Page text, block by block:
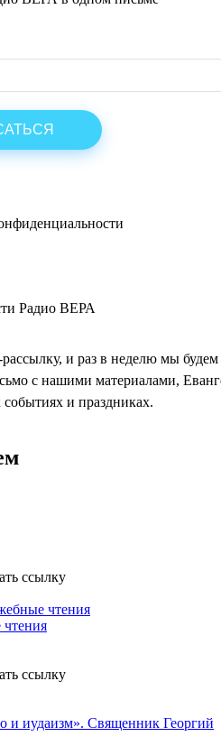
Радио ВЕРА
и раз в неделю мы будем
с нашими материалами,
и праздниках.
чтения
и иудаизм». Священник Георгий